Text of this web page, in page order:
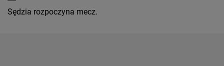
Sędzia rozpoczyna mecz.